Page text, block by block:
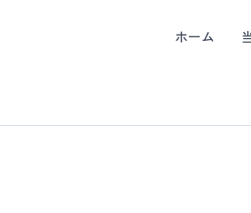
ホーム